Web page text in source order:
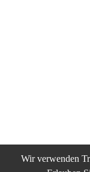
Wir verwenden